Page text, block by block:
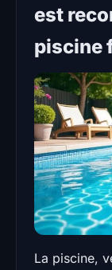
Piscine
Travaux
Divers
est
piscine
La piscine,